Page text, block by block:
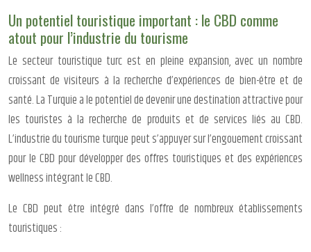
Un potentiel touristique important : le CBD comme
atout pour l’industrie du tourisme
Le secteur touristique turc est en pleine expansion, avec un nombre
croissant de visiteurs à la recherche d’expériences de bien-être et de
santé. La Turquie a le potentiel de devenir une destination attractive pour
les touristes à la recherche de produits et de services liés au CBD.
L’industrie du tourisme turque peut s’appuyer sur l’engouement croissant
pour le CBD pour développer des offres touristiques et des expériences
wellness intégrant le CBD.
Le CBD peut être intégré dans l’offre de nombreux établissements
touristiques :